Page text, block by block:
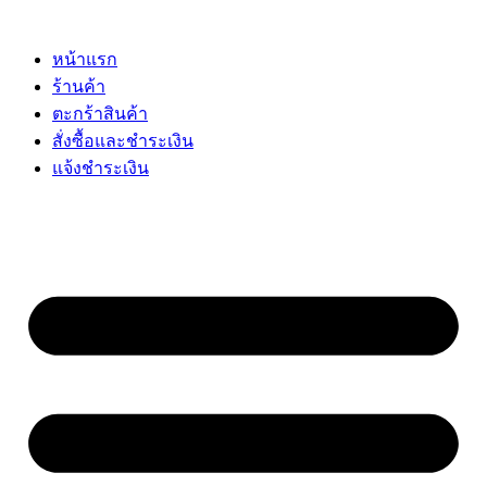
contentหน้าแรก
ร้านค้า
ตะกร้าสินค้า
สั่งซื้อและชำระเงิน
แจ้งชำระเงิน